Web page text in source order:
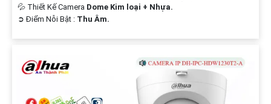
💦 Thiết Kế Camera Dome Kim loại + Nhựa.
️➲ Điểm Nỗi Bật : Thu Âm.